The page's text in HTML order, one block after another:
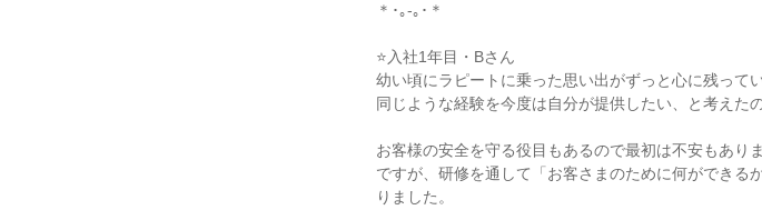
＊･｡-｡･＊
⭐入社1年目・Bさん
幼い頃にラピートに乗った思い出がずっと心に残ってい
同じような経験を今度は自分が提供したい、と考えた
お客様の安全を守る役目もあるので最初は不安もありま
ですが、研修を通して「お客さまのために何ができる
りました。